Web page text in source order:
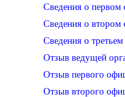
Сведения о первом
Сведения о втором
Сведения о
Отзыв ведущей
Отзыв первого
Отзыв второго